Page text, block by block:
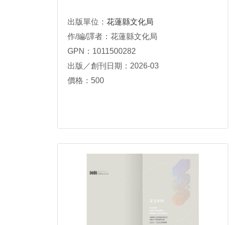
出版單位： 花蓮縣文化局
作/編/譯者：花蓮縣文化局
GPN：1011500282
出版／創刊日期：2026-03
價格：500